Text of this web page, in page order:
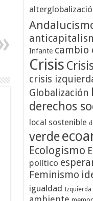
Infante cambio
Crisis
crisis
Globalización
derechos
local sostenible
verde
Ecologismo
político
Feminismo
igualdad Izquierda